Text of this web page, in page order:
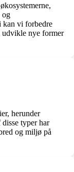
og
kan vi forbedre
nye former
herunder
typer har
og miljø på